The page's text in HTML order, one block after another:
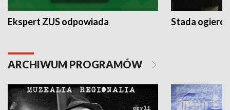
Ekspert ZUS odpowiada Stada
ARCHIWUM PROGRAMÓW